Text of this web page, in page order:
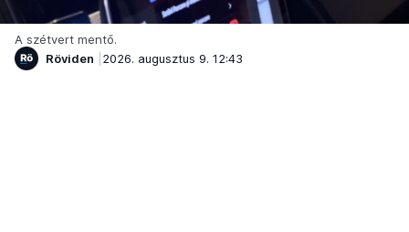
A szétvert mentő.
Röviden
2026. augusztus 9. 12:43